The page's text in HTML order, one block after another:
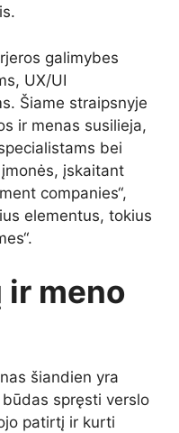
galimybes
UX/UI
Šiame straipsnyje
ir menas susilieja,
bei
įskaitant
companies“,
elementus, tokius
ir meno
šiandien yra
spręsti verslo
patirtį ir kurti